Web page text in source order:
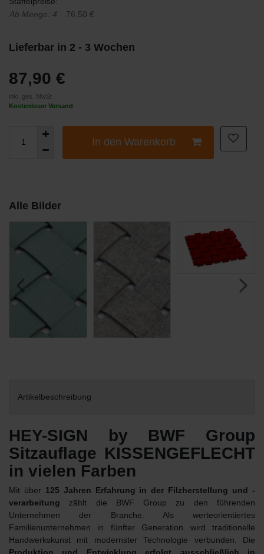
Ab Menge: 4
76,50 €
Lieferbar in 2 - 3 Wochen
87,90 €
inkl. ges. MwSt
Kostenloser Versand
In den Warenkorb
Alle Bilder
Artikelbeschreibung
HEY-SIGN by BWF Group
Sitzauflage KISSENGEFLECHT
in vielen Farben
Mit über 125 Jahren Erfahrung in der Filzherstellung und -
verarbeitung zählt die BWF Group zu den führenden
Unternehmen der Branche. Als werteorientiertes
Familienunternehmen in fünfter Generation wird traditionelle
Handwerkskunst mit modernster Technologie verbunden. Die